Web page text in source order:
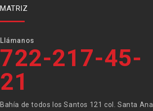
MATRIZ
Llámanos
722-217-45-
21
Bahía de todos los Santos 121 col. Santa Ana